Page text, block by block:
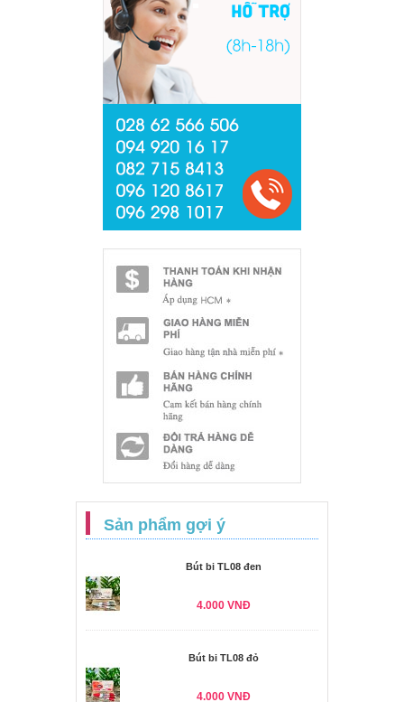
Sản phẩm gợi ý
Bút bi TL08 đen
4.000 VNĐ
Bút bi TL08 đỏ
4.000 VNĐ